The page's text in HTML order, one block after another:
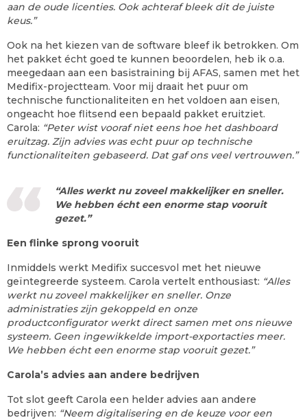
aan de oude licenties. Ook achteraf bleek dit de juiste
keus.”
Ook na het kiezen van de software bleef ik betrokken. Om
het pakket écht goed te kunnen beoordelen, heb ik o.a.
meegedaan aan een basistraining bij AFAS, samen met het
Medifix-projectteam. Voor mij draait het puur om
technische functionaliteiten en het voldoen aan eisen,
ongeacht hoe flitsend een bepaald pakket eruitziet.
Carola: “Peter wist vooraf niet eens hoe het dashboard
eruitzag. Zijn advies was echt puur op technische
functionaliteiten gebaseerd. Dat gaf ons veel vertrouwen.”
“Alles werkt nu zoveel makkelijker en sneller.
We hebben écht een enorme stap vooruit
gezet.”
Een flinke sprong vooruit
Inmiddels werkt Medifix succesvol met het nieuwe
geïntegreerde systeem. Carola vertelt enthousiast: “Alles
werkt nu zoveel makkelijker en sneller. Onze
administraties zijn gekoppeld en onze
productconfigurator werkt direct samen met ons nieuwe
systeem. Geen ingewikkelde import-exportacties meer.
We hebben écht een enorme stap vooruit gezet.”
Carola’s advies aan andere bedrijven
Tot slot geeft Carola een helder advies aan andere
bedrijven: “Neem digitalisering en de keuze voor een